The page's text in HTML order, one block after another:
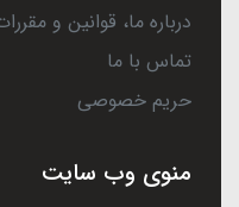
درباره ما، قوانین و
تماس با ما
حریم خصوصی
منوی وب سایت